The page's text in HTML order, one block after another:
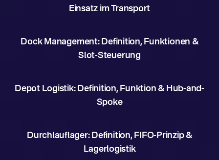
Einsatz im Transport
Dock Management: Definition, Funktionen &
Slot-Steuerung
Depot Logistik: Definition, Funktion & Hub-and-
Spoke
Durchlauflager: Definition, FIFO-Prinzip &
Lagerlogistik